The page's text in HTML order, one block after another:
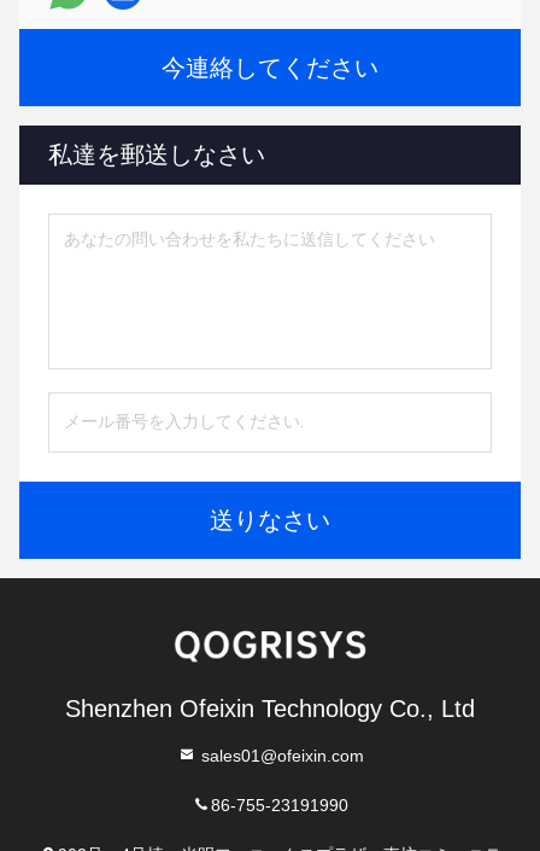
今連絡してください
私達を郵送しなさい
送りなさい
Shenzhen Ofeixin Technology Co., Ltd
sales01@ofeixin.com
86-755-23191990